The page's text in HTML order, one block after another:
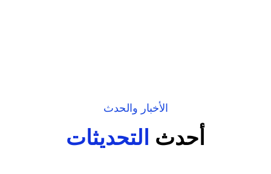
الأخبار والحدث
أحدث التحديثات